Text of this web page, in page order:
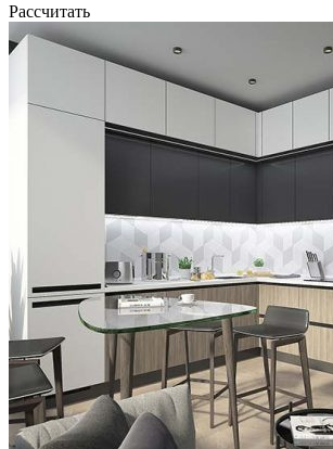
Рассчитать